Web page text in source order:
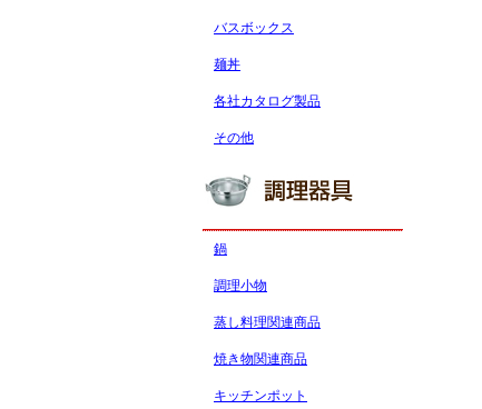
バスボックス
麺丼
各社カタログ製品
その他
鍋
調理小物
蒸し料理関連商品
焼き物関連商品
キッチンポット